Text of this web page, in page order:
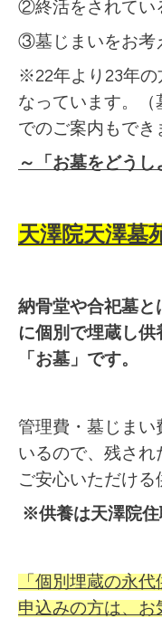
②終活をされてい
③墓じまいをお考
※22年より23年の
なっています。
でのご案内もでき
～「お墓をどう
天澤院天澤墓
納骨堂や合祀墓と
に個別で埋蔵し供
「お墓」です。
管理費・墓じまい
いるので、残され
ご安心いただける
※供養は天澤院住
「個別埋蔵の永
申込みの方は、お